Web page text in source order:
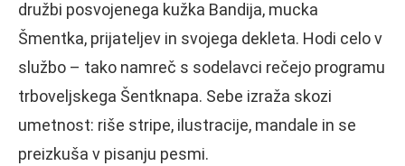
družbi posvojenega kužka Bandija, mucka
Šmentka, prijateljev in svojega dekleta. Hodi celo v
službo – tako namreč s sodelavci rečejo programu
trboveljskega Šentknapa. Sebe izraža skozi
umetnost: riše stripe, ilustracije, mandale in se
preizkuša v pisanju pesmi.